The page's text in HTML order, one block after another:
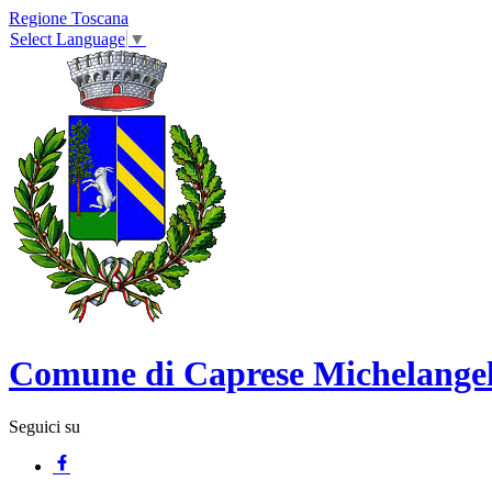
Regione Toscana
Select Language ▼
Comune di Caprese
Seguici su